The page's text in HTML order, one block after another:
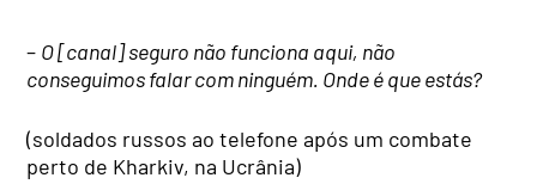
– O [canal] seguro não funciona aqui, não
conseguimos falar com ninguém. Onde é que estás?
(soldados russos ao telefone após um combate
perto de Kharkiv, na Ucrânia)